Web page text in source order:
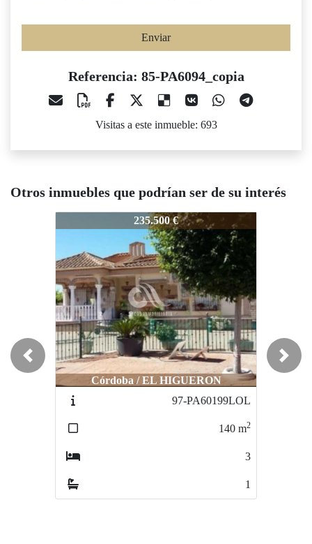
Enviar
Referencia: 85-PA6094_copia
Visitas a este inmueble: 693
Otros inmuebles que podrían ser de su interés
235.500 €
Córdoba / EL HIGUERON
97-PA60199LOL
m2
85-PA6094_copia235.500 €
Córdoba / EL HIGUERON
97-MC60199LOL
Previous Next